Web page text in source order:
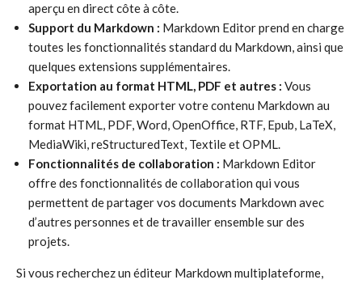
aperçu en direct côte à côte.
Support du Markdown : Markdown Editor prend en charge
toutes les fonctionnalités standard du Markdown, ainsi que
quelques extensions supplémentaires.
Exportation au format HTML, PDF et autres : Vous
pouvez facilement exporter votre contenu Markdown au
format HTML, PDF, Word, OpenOffice, RTF, Epub, LaTeX,
MediaWiki, reStructuredText, Textile et OPML.
Fonctionnalités de collaboration : Markdown Editor
offre des fonctionnalités de collaboration qui vous
permettent de partager vos documents Markdown avec
d’autres personnes et de travailler ensemble sur des
projets.
Si vous recherchez un éditeur Markdown multiplateforme,